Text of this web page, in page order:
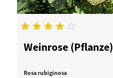
Weinrose (Pflanze)
Rosa rubiginosa